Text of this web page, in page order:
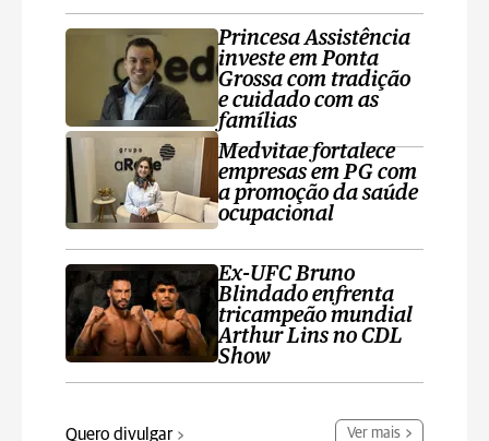
Princesa Assistência
investe em Ponta
Grossa com tradição
e cuidado com as
famílias
Medvitae fortalece
empresas em PG com
a promoção da saúde
ocupacional
Ex-UFC Bruno
Blindado enfrenta
tricampeão mundial
Arthur Lins no CDL
Show
Quero divulgar Ver mais